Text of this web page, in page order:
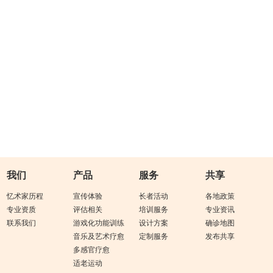
我们
忆术家历程
专业资质
联系我们
产品
宣传体验
评估相关
游戏化功能训练
音乐及艺术疗愈
多感官疗愈
适老运动
服务
长者活动
培训服务
设计方案
定制服务
共享
各地政策
专业资讯
确诊地图
发布共享